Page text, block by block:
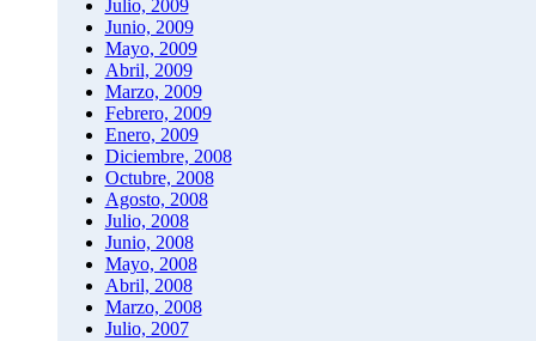
Julio, 2009
Junio, 2009
Mayo, 2009
Abril, 2009
Marzo, 2009
Febrero, 2009
Enero, 2009
Diciembre, 2008
Octubre, 2008
Agosto, 2008
Julio, 2008
Junio, 2008
Mayo, 2008
Abril, 2008
Marzo, 2008
Julio, 2007